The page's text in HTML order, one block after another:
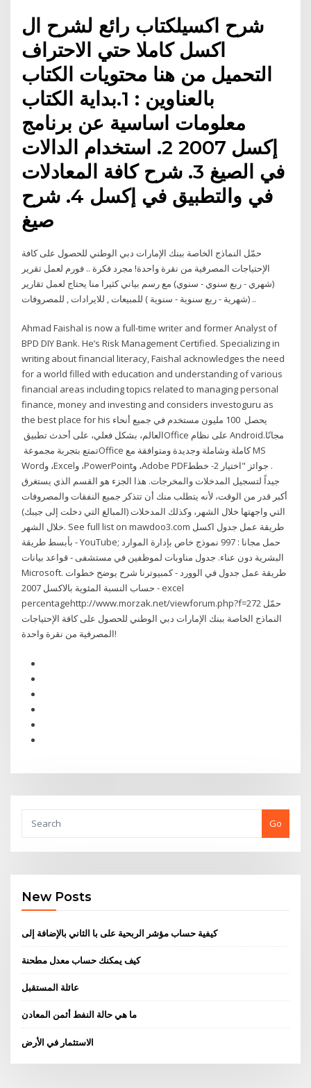
شرح اكسيلكتاب رائع لشرح ال
اكسل كاملا حتي الاحتراف
التحميل من هنا محتويات الكتاب
بالعناوين : 1.بداية الكتاب
معلومات اساسية عن برنامج
إكسل 2007 2. استخدام الدالات
في الصيغ 3. شرح كافة المعادلات
في والتطبيق في إكسل 4. شرح
صيغ
حمّل النماذج الخاصة ببنك الإمارات دبي الوطني للحصول على كافة
الإحتياجات المصرفية من نقرة واحدة! مجرد فكرة .. فورم لعمل تقرير
(شهري - ربع سنوي - سنوي) مع رسم بياني كثيرا منا يحتاج لعمل تقارير
(شهرية - ربع سنوية - سنوية ) للمبيعات , للايرادات , للمصروفات ..
Ahmad Faishal is now a full-time writer and former Analyst of
BPD DIY Bank. He’s Risk Management Certified. Specializing in
writing about financial literacy, Faishal acknowledges the need
for a world filled with education and understanding of various
financial areas including topics related to managing personal
finance, money and investing and considers investoguru as
the best place for his يحصل ‏ 100 مليون مستخدم في جميع أنحاء
العالم، بشكل فعلي، على أحدث تطبيق ‏Office‏ على نظام ‏Android‏ مجانًا.
تمتع بتجربة مجموعة ‏Office‏ كاملة وشاملة وجديدة ومتوافقة مع ‏MS
Word‏، و‏Excel‏، و‏PowerPoint‏، و‏Adobe PDF‏. جوائز "اختيار 2- خطط
جيداً لتسجيل المدخلات والمخرجات. هذا الجزء هو القسم الذي يستغرق
أكبر قدر من الوقت، لأنه يتطلب منك أن تتذكر جميع النفقات والمصروفات
التي واجهتها خلال الشهر، وكذلك المدخلات (المبالغ التي دخلت إلى جيبك)
خلال الشهر. See full list on mawdoo3.com طريقة عمل جدول اكسل
بأبسط طريقة - YouTube; حمل مجانا : 997 نموذج خاص بإدارة الموارد
البشرية دون عناء. جدول مناوبات لموظفين في مستشفى - قواعد بيانات
Microsoft. طريقة عمل جدول في الوورد - كمبيوترنا شرح يوضح خطوات
حساب النسبة المئوية بالاكسل 2007 - excel
percentagehttp://www.morzak.net/viewforum.php?f=272 حمّل
النماذج الخاصة ببنك الإمارات دبي الوطني للحصول على كافة الإحتياجات
المصرفية من نقرة واحدة!
Go
New Posts
كيفية حساب مؤشر الربحية على با الثاني بالإضافة إلى
كيف يمكنك حساب معدل مطحنة
عائلة المستقبل
ما هي حالة النفط أثمن المعادن
الاستثمار في الأرض